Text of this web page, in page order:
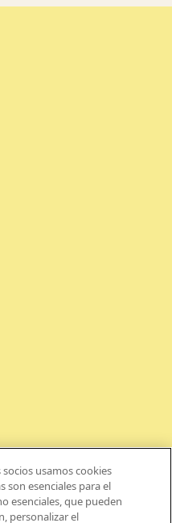
usamos cookies
son esenciales para el
esenciales, que pueden
personalizar el